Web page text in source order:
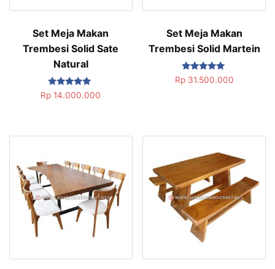
Set Meja Makan
Trembesi Solid Sate
Natural
Dinilai
5.00
Rp 14.000.000
Set Meja Makan
Trembesi Solid Martein
Dinilai
5.00
Rp31.500.000